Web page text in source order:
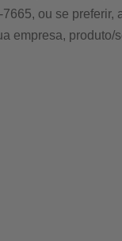
ou se preferir,
empresa,